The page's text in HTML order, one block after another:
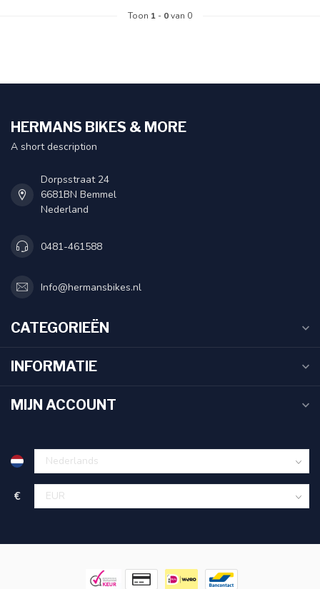
Toon 1 - 0van 0
HERMANS BIKES & MORE
A short description
Dorpsstraat 24
6681BN Bemmel
Nederland
0481-461588
Info@hermansbikes.nl
CATEGORIEËN
INFORMATIE
MIJN ACCOUNT
€